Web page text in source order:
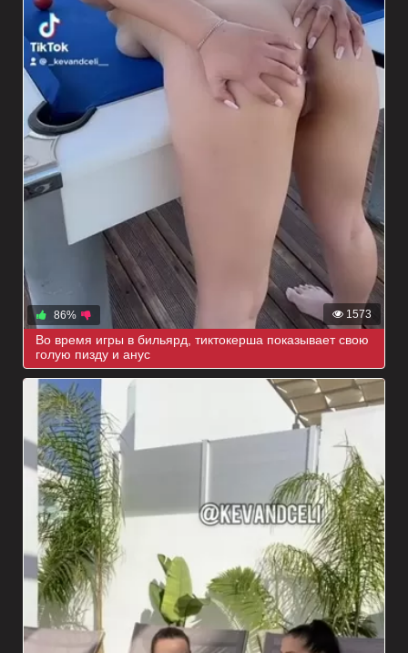
1573
86%
Во время игры в бильярд, тиктокерша показывает свою
голую пизду и анус